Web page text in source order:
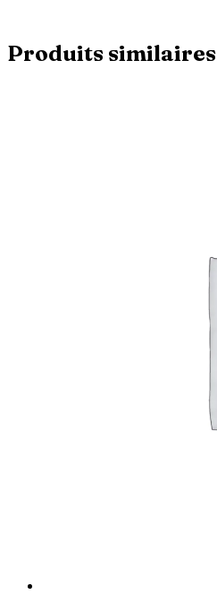
Produits similaires